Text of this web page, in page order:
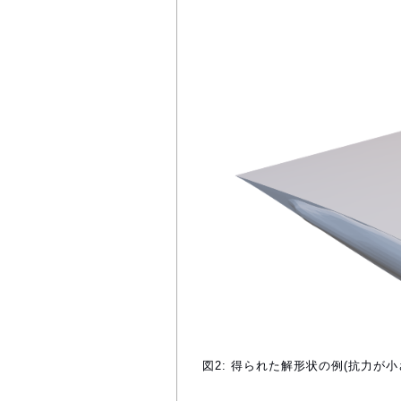
図2: 得られた解形状の例(抗力が